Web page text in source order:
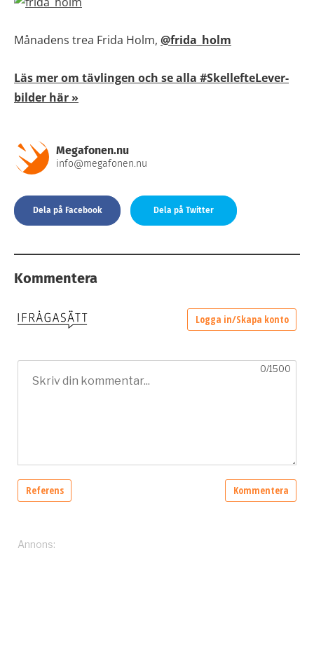
Månadens trea Frida Holm, @frida_holm
Läs mer om tävlingen och se alla #SkellefteLever-
bilder här »
Megafonen.nu
info@megafonen.nu
Dela på Facebook Dela på Twitter
Kommentera